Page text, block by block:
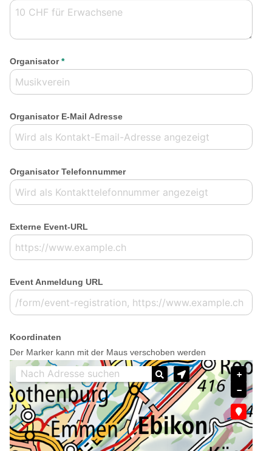
Organisator *
Organisator E-Mail Adresse
Organisator Telefonnummer
Externe Event-URL
Event Anmeldung URL
Koordinaten
Der Marker kann mit der Maus verschoben werden
+
−